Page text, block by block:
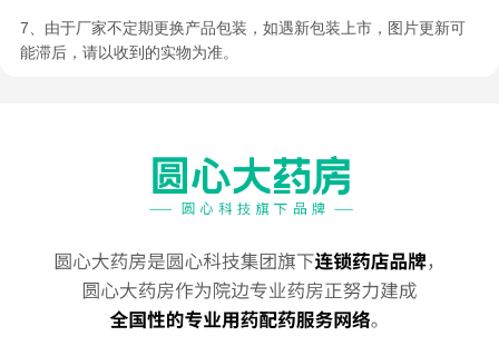
7、由于厂家不定期更换产品包装，如遇新包装上市，图片更新可
能滞后，请以收到的实物为准。